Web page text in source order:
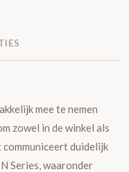
mee te nemen
zowel in de winkel als
duidelijk
Series, waaronder